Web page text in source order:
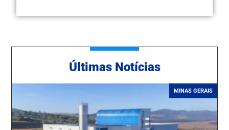
Últimas Notícias
MINAS GERAIS